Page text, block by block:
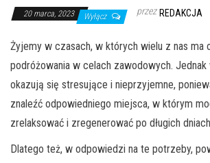
20 marca, 2023 Wyłącz przez REDAKCJA
Żyjemy w czasach, w których wielu z nas ma
podróżowania w celach zawodowych.
okazują się stresujące i nieprzyjemne,
znaleźć odpowiedniego miejsca, w którym
zrelaksować i zregenerować po długich
Dlatego też, w odpowiedzi na te potrzeby,